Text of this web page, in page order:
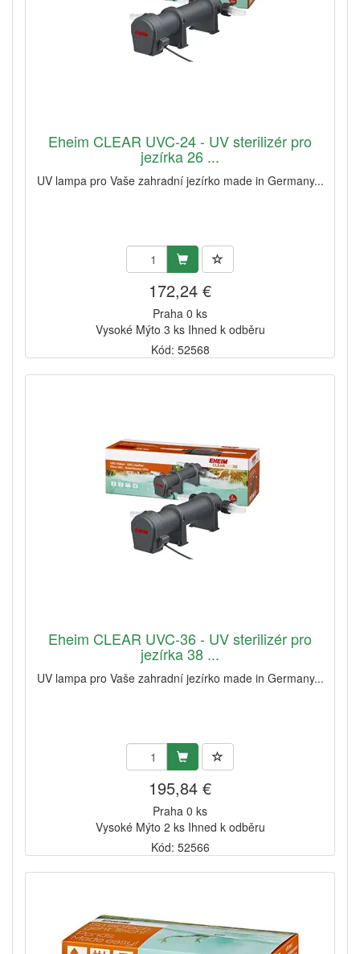
Eheim CLEAR UVC-24 - UV sterilizér pro
jezírka 26 ...
UV lampa pro Vaše zahradní jezírko made in Germany...
172,24 €
Praha 0 ks
Vysoké Mýto 3 ks Ihned k odběru
Kód: 52568
Eheim CLEAR UVC-36 - UV sterilizér pro
jezírka 38 ...
UV lampa pro Vaše zahradní jezírko made in Germany...
195,84 €
Praha 0 ks
Vysoké Mýto 2 ks Ihned k odběru
Kód: 52566